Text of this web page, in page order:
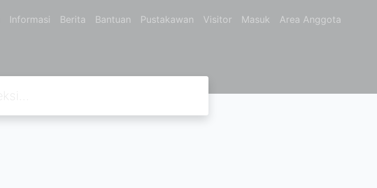
Informasi Berita Bantuan Pustakawan Visitor Masuk Area Anggota